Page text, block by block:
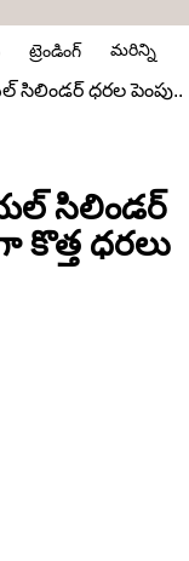
ట్రెండింగ్ మరిన్ని
సిలిండర్ ధరల పెంపు..
సిలిండర్
ధరలు